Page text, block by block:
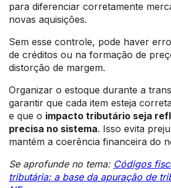
para diferenciar corretamente
novas aquisições.
Sem esse controle, pode haver
de créditos ou na formação de
distorção de margem.
Organizar o estoque durante a
garantir que cada item esteja
e que o impacto tributário seja
precisa no sistema. Isso evita
mantém a coerência financeira do
Se aprofunde no tema: Códigos
tributária: a base da apuração de